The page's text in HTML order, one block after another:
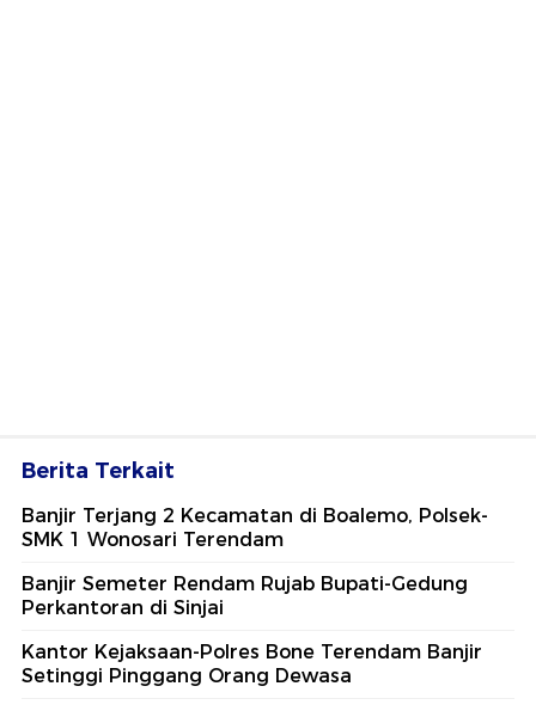
Berita Terkait
Banjir Terjang 2 Kecamatan di Boalemo, Polsek-
SMK 1 Wonosari Terendam
Banjir Semeter Rendam Rujab Bupati-Gedung
Perkantoran di Sinjai
Kantor Kejaksaan-Polres Bone Terendam Banjir
Setinggi Pinggang Orang Dewasa